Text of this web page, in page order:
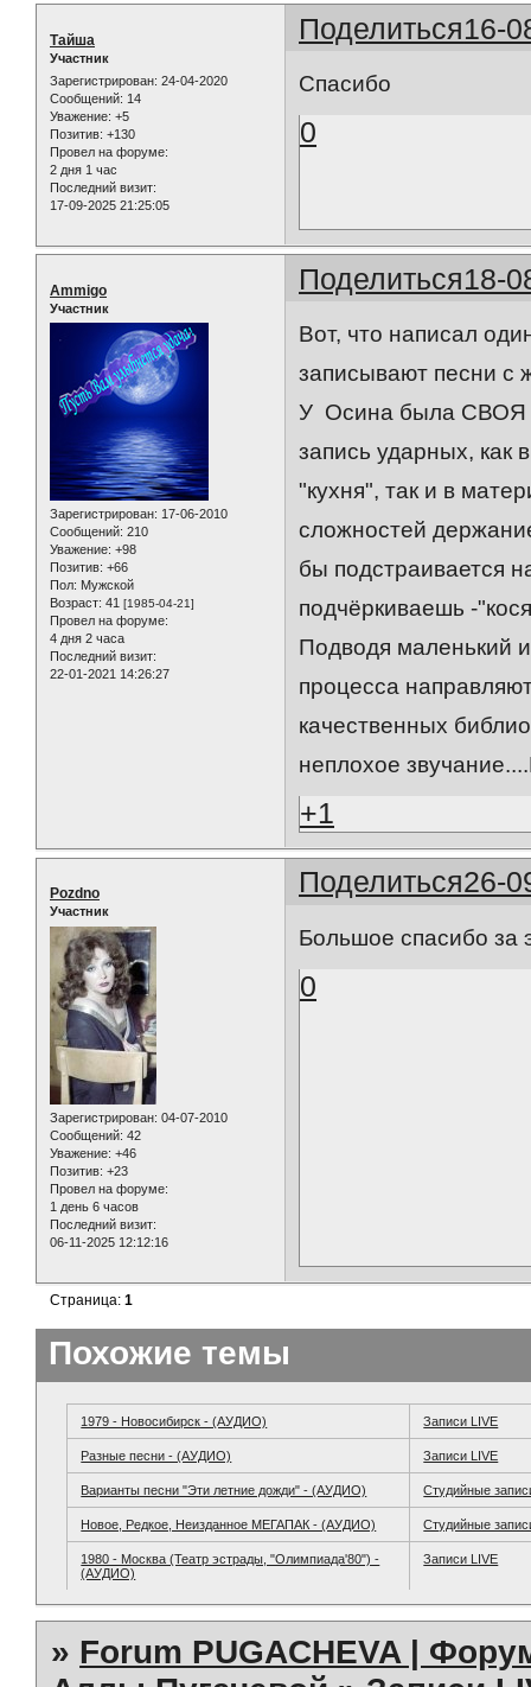
Поделиться16-
Тайша
Участник
Зарегистрирован: 24-04-2020
Сообщений: 14
Уважение: +5
Позитив: +130
Провел на форуме:
2 дня 1 час
Последний визит:
17-09-2025 21:25:05
Спасибо
0
Поделиться18-
Ammigo
Участник
Зарегистрирован: 17-06-2010
Сообщений: 210
Уважение: +98
Позитив: +66
Пол: Мужской
Возраст: 41 [1985-04-21]
Провел на форуме:
4 дня 2 часа
Последний визит:
22-01-2021 14:26:27
Вот, что написал
записывают песни с
У Осина была СВОЯ
запись ударных, как
"кухня", так и в
сложностей
бы подстраивается
подчёркиваешь -
Подводя маленький
процесса
качественных
неплохое
+1
Поделиться26-
Pozdno
Участник
Зарегистрирован: 04-07-2010
Сообщений: 42
Уважение: +46
Позитив: +23
Провел на форуме:
1 день 6 часов
Последний визит:
06-11-2025 12:12:16
Большое спасибо за
0
Страница:1
Похожие темы
1979 - Новосибирск - (АУДИО) Записи LIVE
Разные песни - (АУДИО) Записи LIVE
Варианты песни "Эти летние дожди" - (АУДИО) Студийные
Новое, Редкое, Неизданное МЕГАПАК - (АУДИО) Студийные
1980 - Москва (Театр эстрады, "Олимпиада'80") -
(АУДИО)
Записи LIVE
» Forum PUGACHEVA |